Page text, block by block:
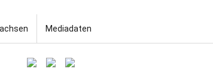
Mediadaten